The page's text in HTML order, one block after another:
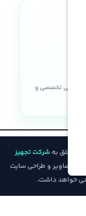
پشتیبانی تخصصی و
متعلق به شرکت تجهیز
تصاویر و طراحی سایت
خواهد داشت.